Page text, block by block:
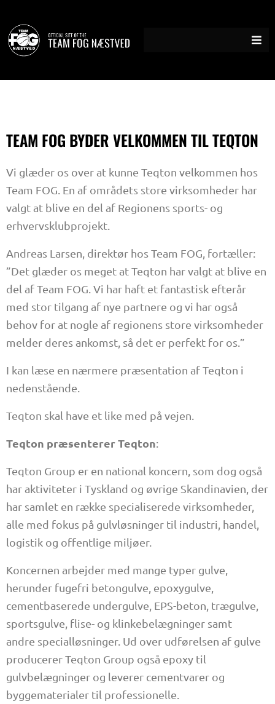
indholdet
TEAM FOG BYDER VELKOMMEN TIL TEQTON
Vi glæder os over at kunne Teqton velkommen hos
Team FOG. En af områdets store virksomheder har
valgt at blive en del af Regionens sports- og
erhvervsklubprojekt.
Andreas Larsen, direktør hos Team FOG, fortæller:
”Det glæder os meget at Teqton har valgt at blive en
del af Team FOG. Vi har haft et fantastisk efterår
med stor tilgang af nye partnere og vi har også
behov for at nogle af regionens store virksomheder
melder deres ankomst, så det er perfekt for os.”
I kan læse en nærmere præsentation af Teqton i
nedenstående.
Teqton skal have et like med på vejen.
Teqton præsenterer Teqton:
Teqton Group er en national koncern, som dog også
har aktiviteter i Tyskland og øvrige Skandinavien, der
har samlet en række specialiserede virksomheder,
alle med fokus på gulvløsninger til industri, handel,
logistik og offentlige miljøer.
Koncernen arbejder med mange typer gulve,
herunder fugefri betongulve, epoxygulve,
cementbaserede undergulve, EPS-beton, trægulve,
sportsgulve, flise- og klinkebelægninger samt
andre specialløsninger. Ud over udførelsen af gulve
producerer Teqton Group også epoxy til
gulvbelægninger og leverer cementvarer og
byggematerialer til professionelle.